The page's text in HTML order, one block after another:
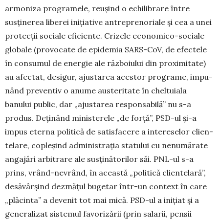
armoniza programele, reuşind o echi­li­bra­re între
susţinerea liberei iniţiative antre­pre­noriale și cea a unei
protecţii sociale efi­ciente. Cri­zele economico-sociale
globale (pro­vo­cate de epidemia SARS-CoV, de efectele
în consu­mul de energie ale războiului din proximitate)
au afectat, desigur, ajustarea acestor programe, impu­
nând preventiv o anume austeritate în cheltuiala
banului public, dar „ajustarea responsabilă” nu s-a
produs. Deținând ministerele „de forță”, PSD-ul și-a
impus eterna politică de satisfacere a intere­selor clien­
telare, copleşind administraţia statului cu nenumă­rate
angajări arbitrare ale susținătorilor săi. PNL-ul s-a
prins, vrând-nevrând, în această „politică clientelară”,
desăvârșind dezmățul buge­tar într-un context în care
„plăcinta” a devenit tot mai mi­că. PSD-ul a iniţiat și a
generalizat sistemul favorizării (prin salarii, pensii